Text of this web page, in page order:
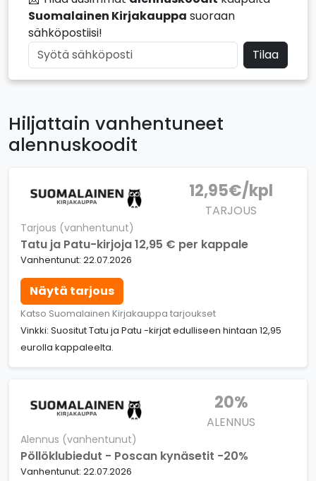
Suomalainen Kirjakauppa suoraan
sähköpostiisi!
Tilaa
Hiljattain vanhentuneet
alennuskoodit
12,95€/kpl
TARJOUS
Tarjous (vanhentunut)
Tatu ja Patu-kirjoja 12,95 € per kappale
Vanhentunut: 22.07.2026
Näytä tarjous
Katso Suomalainen Kirjakauppa tarjoukset
Vinkki: Suositut Tatu ja Patu -kirjat edulliseen hintaan 12,95
eurolla kappaleelta.
20%
ALENNUS
Alennus (vanhentunut)
Pöllöklubiedut - Poscan kynäsetit -20%
Vanhentunut: 22.07.2026